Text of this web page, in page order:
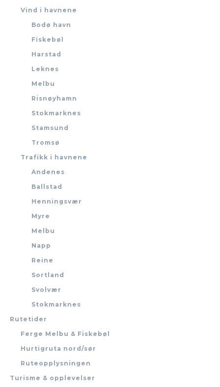
Vind i havnene
Bodø havn
Fiskebøl
Harstad
Leknes
Melbu
Risnøyhamn
Stokmarknes
Stamsund
Tromsø
Trafikk i havnene
Andenes
Ballstad
Henningsvær
Myre
Melbu
Napp
Reine
Sortland
Svolvær
Stokmarknes
Rutetider
Ferge Melbu & Fiskebøl
Hurtigruta nord/sør
Ruteopplysningen
Turisme & opplevelser